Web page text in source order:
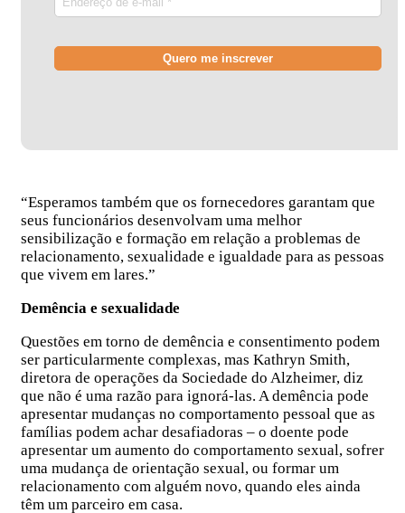
“Esperamos também que os fornecedores garantam que
seus funcionários desenvolvam uma melhor
sensibilização e formação em relação a problemas de
relacionamento, sexualidade e igualdade para as pessoas
que vivem em lares.”
Demência e sexualidade
Questões em torno de demência e consentimento podem
ser particularmente complexas, mas Kathryn Smith,
diretora de operações da Sociedade do Alzheimer, diz
que não é uma razão para ignorá-las. A demência pode
apresentar mudanças no comportamento pessoal que as
famílias podem achar desafiadoras – o doente pode
apresentar um aumento do comportamento sexual, sofrer
uma mudança de orientação sexual, ou formar um
relacionamento com alguém novo, quando eles ainda
têm um parceiro em casa.